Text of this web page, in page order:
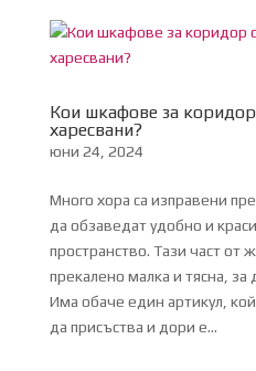
Кои шкафове за
харесвани?
юни 24, 2024
Много хора са изправени
да обзаведат удобно и
пространство. Тази част от
прекалено малка и тясна,
Има обаче един артикул,
да присъства и дори е...